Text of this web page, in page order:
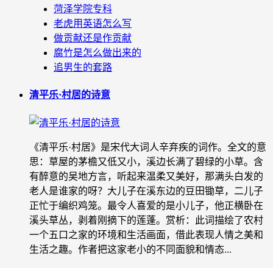
菏泽学院专科
老虎用英语怎么写
做贡献还是作贡献
腐竹是怎么做出来的
追男生的套路
清平乐·村居的诗意
《清平乐·村居》是宋代大词人辛弃疾的词作。全文的意
思：草屋的茅檐又低又小，溪边长满了碧绿的小草。含
有醉意的吴地方言，听起来温柔又美好，那满头白发的
老人是谁家的呀？大儿子在溪东边的豆田锄草，二儿子
正忙于编织鸡笼。最令人喜爱的是小儿子，他正横卧在
溪头草丛，剥着刚摘下的莲蓬。赏析：此词描绘了农村
一个五口之家的环境和生活画面，借此表现人情之美和
生活之趣。作者把这家老小的不同面貌和情态...